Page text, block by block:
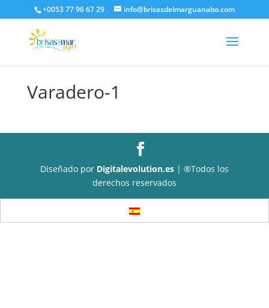
+0053 77 96 67 29 info@brisasdelmarguanabo.com
Varadero-1
Diseñado por Digitalevolution.es| ®Todos los
derechos reservados